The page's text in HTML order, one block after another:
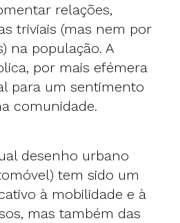
relações,
triviais (mas nem por
na população. A
por mais efémera
para um sentimento
comunidade.
desenho urbano
tem sido um
à mobilidade e à
mas também das